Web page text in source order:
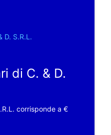
D. S.R.L.
di C. & D.
corrisponde a €